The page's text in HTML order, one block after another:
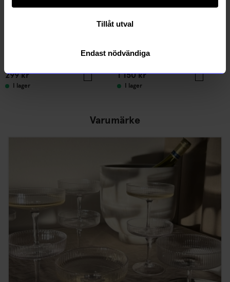
Tillåt utval
Endast nödvändiga
299kr
I lager
String furniture
1 150kr
I lager
Varumärke